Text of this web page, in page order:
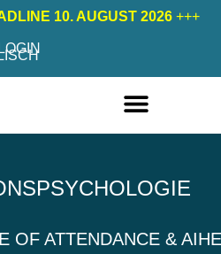
10. AUGUST 2026 +++
OF ATTENDANCE & AIHE